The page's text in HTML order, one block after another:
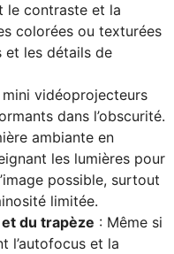
le contraste et la
colorées ou texturées
et les détails de
mini vidéoprojecteurs
dans l’obscurité.
ambiante en
les lumières pour
possible, surtout
limitée.
du trapèze : Même si
l’autofocus et la